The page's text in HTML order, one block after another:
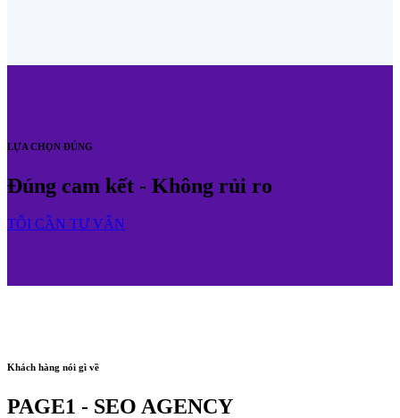
LỰA CHỌN ĐÚNG
Đúng cam kết - Không rủi ro
TÔI CẦN TƯ VẤN
Khách hàng nói gì về
PAGE1 - SEO AGENCY